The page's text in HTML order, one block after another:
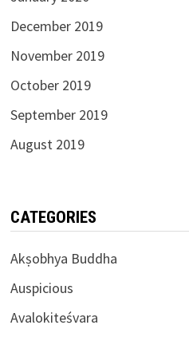
December 2019
November 2019
October 2019
September 2019
August 2019
CATEGORIES
Akṣobhya Buddha
Auspicious
Avalokiteśvara